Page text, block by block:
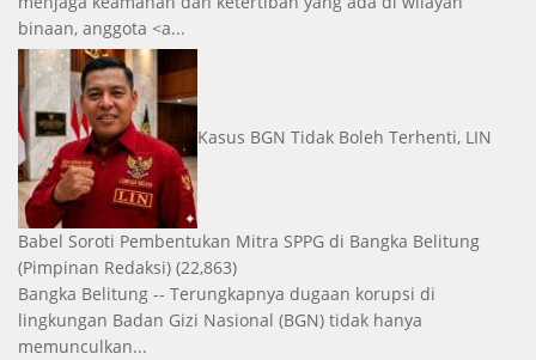
binaan, anggota <a...
Kasus BGN Tidak Boleh Terhenti, LIN
Babel Soroti Pembentukan Mitra SPPG di Bangka Belitung
(Pimpinan Redaksi) (22,863)
Bangka Belitung -- Terungkapnya dugaan korupsi di
lingkungan Badan Gizi Nasional (BGN) tidak hanya
memunculkan...